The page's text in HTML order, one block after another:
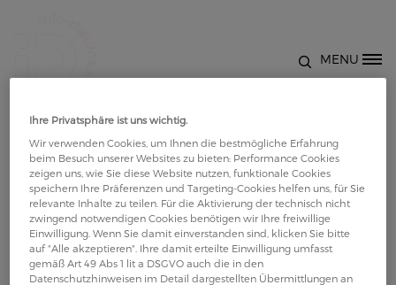
MENU
Vordere Hüftmuskulatur 08
Ihre Privatsphäre ist uns wichtig.
Wir verwenden Cookies, um Ihnen die bestmögliche Erfahrung
beim Besuch unserer Websites zu bieten: Performance Cookies
zeigen uns, wie Sie diese Website nutzen, funktionale Cookies
speichern Ihre Präferenzen und Targeting-Cookies helfen uns, für Sie
relevante Inhalte zu teilen. Für die Aktivierung der technisch nicht
zwingend notwendigen Cookies benötigen wir Ihre freiwillige
Einwilligung. Wenn Sie damit einverstanden sind, klicken Sie bitte
auf "Alle akzeptieren". Ihre damit erteilte Einwilligung umfasst
gemäß Art 49 Abs 1 lit a DSGVO auch die in den
Datenschutzhinweisen im Detail dargestellten Übermittlungen an